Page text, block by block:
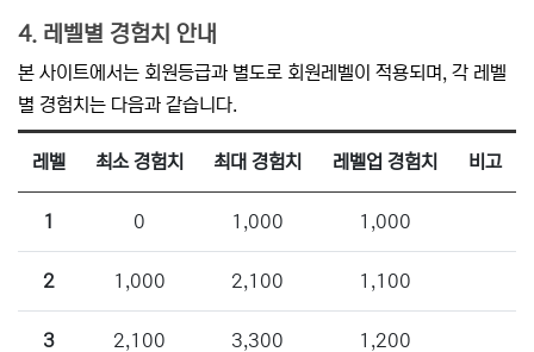
4. 레벨별 경험치 안내
본 사이트에서는 회원등급과 별도로 회원레벨이 적용되며, 각 레벨
별 경험치는 다음과 같습니다.
레벨 최소 경험치 최대 경험치 레벨업 경험치 비고
1 0 1,000 1,000
2 1,000 2,100 1,100
3 2,100 3,300 1,200